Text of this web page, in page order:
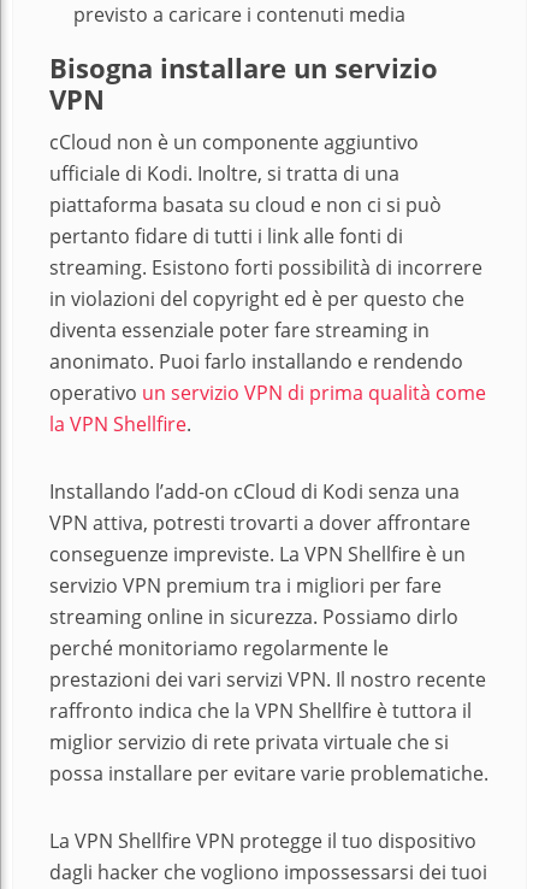
previsto a caricare i contenuti media
Bisogna installare un servizio
VPN
cCloud non è un componente aggiuntivo
ufficiale di Kodi. Inoltre, si tratta di una
piattaforma basata su cloud e non ci si può
pertanto fidare di tutti i link alle fonti di
streaming. Esistono forti possibilità di incorrere
in violazioni del copyright ed è per questo che
diventa essenziale poter fare streaming in
anonimato. Puoi farlo installando e rendendo
operativo un servizio VPN di prima qualità come
la VPN Shellfire.
Installando l’add-on cCloud di Kodi senza una
VPN attiva, potresti trovarti a dover affrontare
conseguenze impreviste. La VPN Shellfire è un
servizio VPN premium tra i migliori per fare
streaming online in sicurezza. Possiamo dirlo
perché monitoriamo regolarmente le
prestazioni dei vari servizi VPN. Il nostro recente
raffronto indica che la VPN Shellfire è tuttora il
miglior servizio di rete privata virtuale che si
possa installare per evitare varie problematiche.
La VPN Shellfire VPN protegge il tuo dispositivo
dagli hacker che vogliono impossessarsi dei tuoi